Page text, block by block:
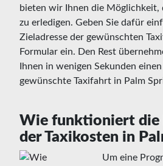
bieten wir Ihnen die Möglichkeit,
zu erledigen. Geben Sie dafür
Zieladresse der gewünschten
Formular ein. Den Rest
Ihnen in wenigen Sekunden
gewünschte Taxifahrt in Palm
Wie funktioniert die
der Taxikosten in
Um eine